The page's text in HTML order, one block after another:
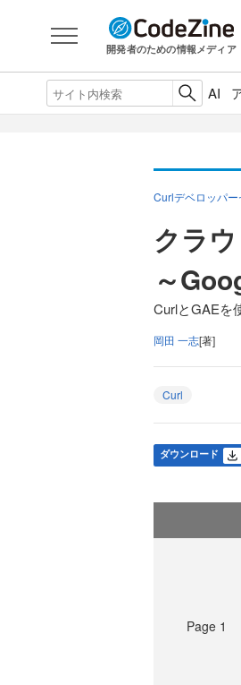
開発者のための情報メディア
AI
Curlデベロッパ
クラ
～
CurlとGAEを
岡田 一志[著]
Curl
ダウンロード
Page 1